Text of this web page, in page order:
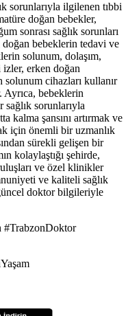
sorunlarıyla ilgilenen tıbbi
doğan bebekler,
sonrası sağlık sorunları
bebeklerin tedavi ve
solunum, dolaşım,
erken doğan
cihazları kullanır
Ayrıca, bebeklerin
sorunlarıyla
kalma şansını artırmak ve
için önemli bir uzmanlık
sürekli gelişen bir
kolaylaştığı şehirde,
ve özel klinikler
ve kaliteli sağlık
doktor bilgileriyle
#TrabzonDoktor